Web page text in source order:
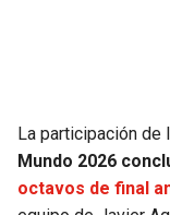
PACKERS
VIKINGS
TIMBERWOLVES
THUNDER
La participación de
Mundo 2026
octavos de final